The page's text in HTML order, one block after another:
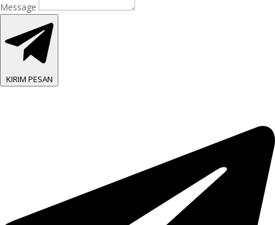
Message
KIRIM PESAN